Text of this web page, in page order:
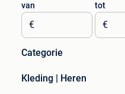
van
€
tot
€
Categorie
Kleding | Heren